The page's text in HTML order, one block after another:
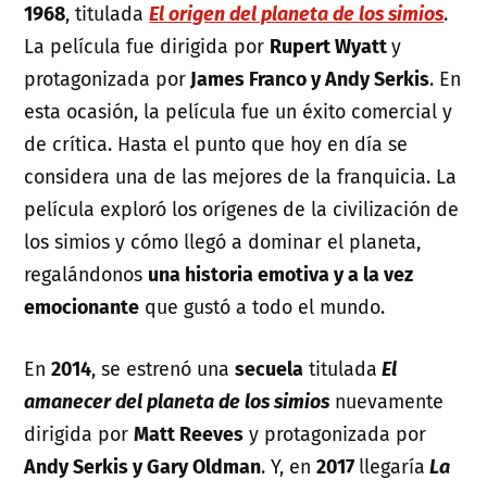
1968, tituladaEl origen del planeta de los simios.
La película fue dirigida por Rupert Wyatty
protagonizada por James Franco y Andy Serkis. En
esta ocasión, la película fue un éxito comercial y
de crítica. Hasta el punto que hoy en día se
considera una de las mejores de la franquicia. La
película exploró los orígenes de la civilización de
los simios y cómo llegó a dominar el planeta,
regalándonos una historia emotiva y a la vez
emocionante que gustó a todo el mundo.
En2014, se estrenó unasecuela titulada El
amanecer del planeta de los simios nuevamente
dirigida porMatt Reeves y protagonizada por
Andy Serkis y Gary Oldman. Y, en2017 llegaría La